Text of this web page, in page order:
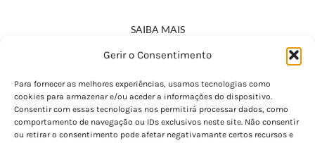
Gerir o Consentimento
Para fornecer as melhores experiências, usamos tecnologias como
cookies para armazenar e/ou aceder a informações do dispositivo.
Consentir com essas tecnologias nos permitirá processar dados, como
comportamento de navegação ou IDs exclusivos neste site. Não consentir
ou retirar o consentimento pode afetar negativamante certos recursos e
SAIBA MAIS
Política de Privacidade
Termos e Condições
Perguntas Frequentes
Custos de Envio
Encomendas Internacionais